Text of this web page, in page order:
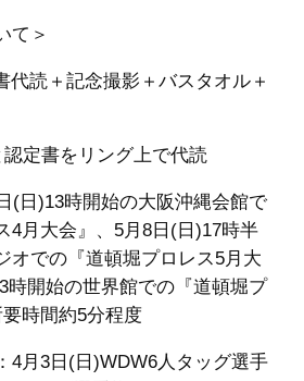
て＞
読＋記念撮影＋バスタオル＋
定書をリング上で代読
(日)13時開始の大阪沖縄会館で
4月大会』、5月8日(日)17時半
オでの『道頓堀プロレス5月大
時開始の世界館での『道頓堀プ
時間約5分程度
4月3日(日)WDW6人タッグ選手